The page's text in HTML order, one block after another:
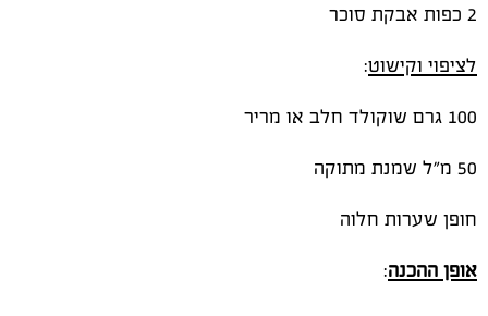
2 כפות אבקת סוכר
לציפוי וקישוט:
100 גרם שוקולד חלב או מריר
50 מ"ל שמנת מתוקה
חופן שערות חלוה
אופן ההכנה: